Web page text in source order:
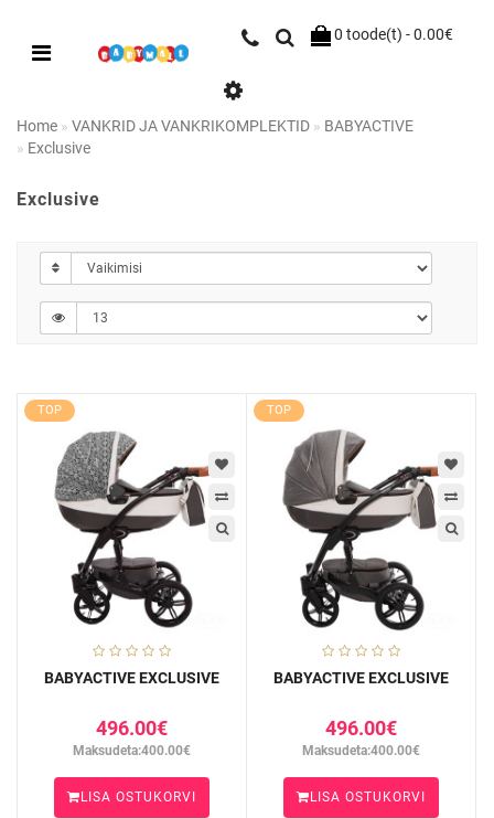
0 toode(t) - 0.00€
Home VANKRID JA VANKRIKOMPLEKTID
BABYACTIVE
Exclusive
Exclusive
TOP
BABYACTIVE EXCLUSIVE
496.00€
Maksudeta:400.00€
LISA OSTUKORVI
TOP
BABYACTIVE EXCLUSIVE
496.00€
Maksudeta:400.00€
LISA OSTUKORVI